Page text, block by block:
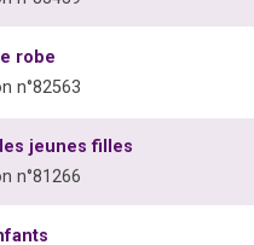
robe
n°82563
jeunes filles
n°81266